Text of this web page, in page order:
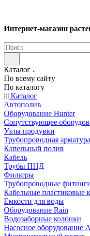
Интернет-магазин
Каталог
По всему сайту
По каталогу
Каталог
Автополив
Оборудование Hunter
Сопутствующее
Узлы продувки
Трубопроводная арматура
Капельный полив
Кабель
Трубы ПНД
Фильтры
Трубопроводные
Кабельные пластиковые
Емкости для воды
Оборудование Rain
Водозаборные колонки
Насосное оборудование